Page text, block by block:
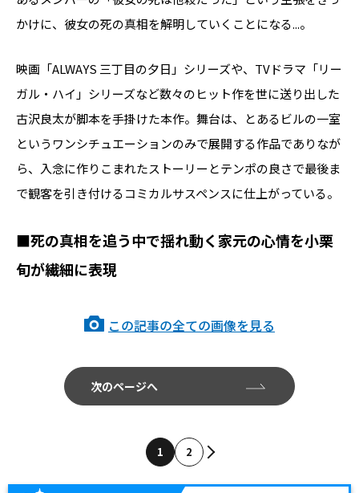
かけに、彼女の死の真相を解明していくことになる...。
映画「ALWAYS 三丁目の夕日」シリーズや、TVドラマ「リー
ガル・ハイ」シリーズなど数々のヒット作を世に送り出した
古沢良太が脚本を手掛けた本作。舞台は、とあるビルの一室
というワンシチュエーションのみで展開する作品でありなが
ら、入念に作りこまれたストーリーとテンポの良さで最後ま
で観客を引き付けるコミカルサスペンスに仕上がっている。
■死の真相を追う中で揺れ動く家元の心情を小栗
旬が繊細に表現
この記事の全ての画像を見る
次のページへ
1 2